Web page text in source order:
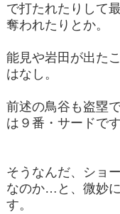
で打たれたりして
奪われたりとか。
能見や岩田が出た
はなし。
前述の鳥谷も盗塁
は９番・サードで
そうなんだ、ショ
なのか…と、微妙
す。